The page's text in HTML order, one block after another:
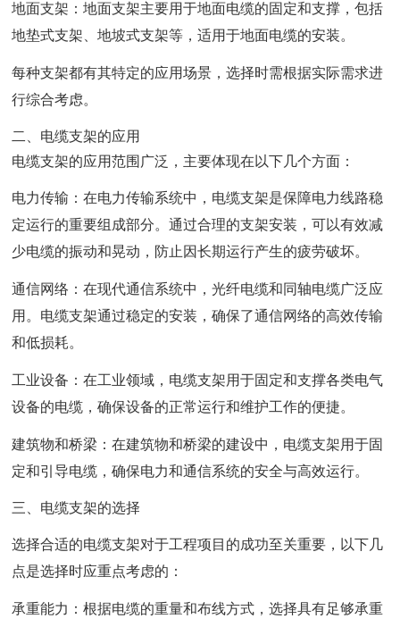
地面支架：地面支架主要用于地面电缆的固定和支撑，包括
地垫式支架、地坡式支架等，适用于地面电缆的安装。
每种支架都有其特定的应用场景，选择时需根据实际需求进
行综合考虑。
二、电缆支架的应用
电缆支架的应用范围广泛，主要体现在以下几个方面：
电力传输：在电力传输系统中，电缆支架是保障电力线路稳
定运行的重要组成部分。通过合理的支架安装，可以有效减
少电缆的振动和晃动，防止因长期运行产生的疲劳破坏。
通信网络：在现代通信系统中，光纤电缆和同轴电缆广泛应
用。电缆支架通过稳定的安装，确保了通信网络的高效传输
和低损耗。
工业设备：在工业领域，电缆支架用于固定和支撑各类电气
设备的电缆，确保设备的正常运行和维护工作的便捷。
建筑物和桥梁：在建筑物和桥梁的建设中，电缆支架用于固
定和引导电缆，确保电力和通信系统的安全与高效运行。
三、电缆支架的选择
选择合适的电缆支架对于工程项目的成功至关重要，以下几
点是选择时应重点考虑的：
承重能力：根据电缆的重量和布线方式，选择具有足够承重